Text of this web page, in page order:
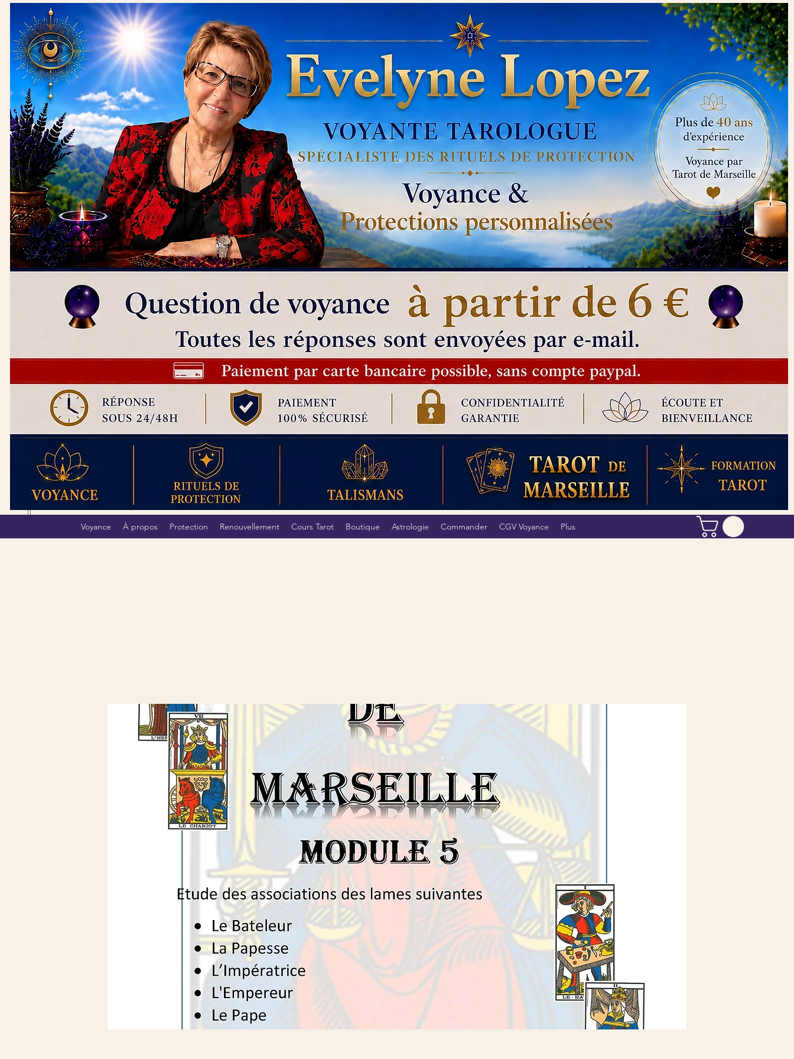
Voyance À propos Protection Renouvellement Cours Tarot Boutique Astrologie Commander CGV Voyance Plus